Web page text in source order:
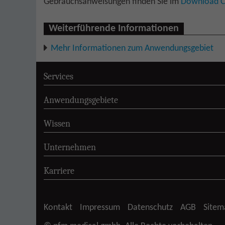
Weiterführende Informationen
Mehr Informationen zum Anwendungsgebiet
Services
Anwendungsgebiete
Wissen
Unternehmen
Karriere
Kontakt Impressum Datenschutz AGB